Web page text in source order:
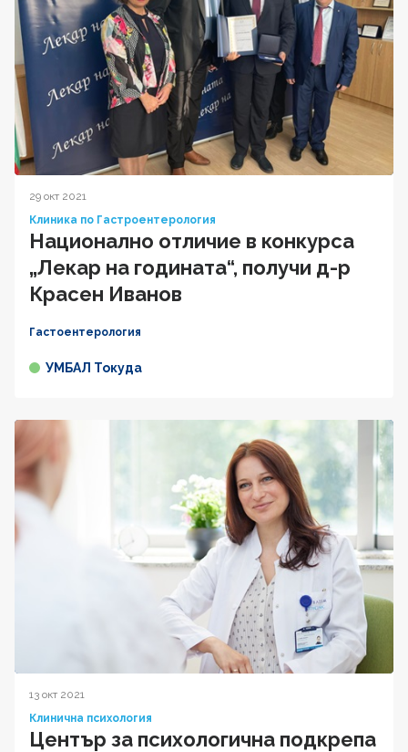
29 окт 2021
Клиника по Гастроентерология
Национално отличие в конкурса
„Лекар на годината“, получи д-р
Красен Иванов
Гастоентерология
УМБАЛ Токуда
13 окт 2021
Клинична психология
Център за психологична подкрепа